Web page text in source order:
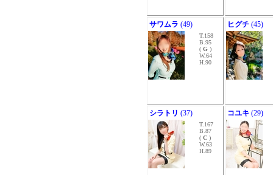
サワムラ (49)
T.158
B.95
( G )
W.64
H.90
ヒグチ (45)
シラトリ (37)
T.167
B.87
( C )
W.63
H.89
コユキ (29)